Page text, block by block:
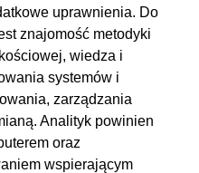
uprawnienia. Do
znajomość metodyki
wiedza i
systemów i
zarządzania
Analityk powinien
oraz
wspierającym